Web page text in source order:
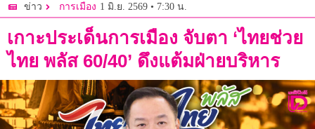
ข่าว การเมือง 1 มิ.ย. 2569 • 7:30 น.
เกาะประเด็นการเมือง จับตา ‘ไทยช่วย
ไทย พลัส 60/40’ ดึงแต้มฝ่ายบริหาร